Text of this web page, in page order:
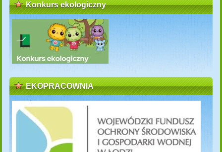
Konkurs ekologiczny
EKOPRACOWNIA